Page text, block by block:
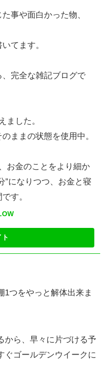
事や面白かった物、
てます。
完全な雑記ブログで
ました。
ままの状態を使用中。
お金のことをより細か
”になりつつ、お金と寝
す。
1つをやっと解体出来ま
から、早々に片づける予
ぐゴールデンウイークに